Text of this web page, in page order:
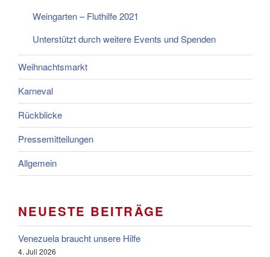
Weingarten – Fluthilfe 2021
Unterstützt durch weitere Events und Spenden
Weihnachtsmarkt
Karneval
Rückblicke
Pressemitteilungen
Allgemein
NEUESTE BEITRÄGE
Venezuela braucht unsere Hilfe
4. Juli 2026